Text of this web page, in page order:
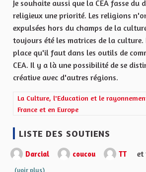
Je souhaite aussi que la CEA fasse du
religieux une priorité. Les religions
expulsées hors du champs de la
toujours été les matrices de la
place qu'il faut dans les outils de
CEA. Il y a là une possibilité de se
créative avec d'autres régions.
Filtrer les résultats de la catégorie : La
La Culture, l'Education et le
France et en Europe
LISTE DES SOUTIENS
Darcial coucou TT et
(voir plus)